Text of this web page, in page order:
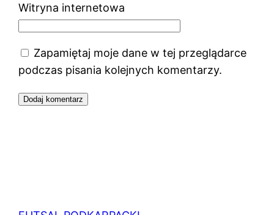
Witryna internetowa
Zapamiętaj moje dane w tej przeglądarce
podczas pisania kolejnych komentarzy.